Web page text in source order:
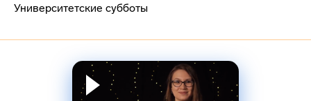
Университетские субботы